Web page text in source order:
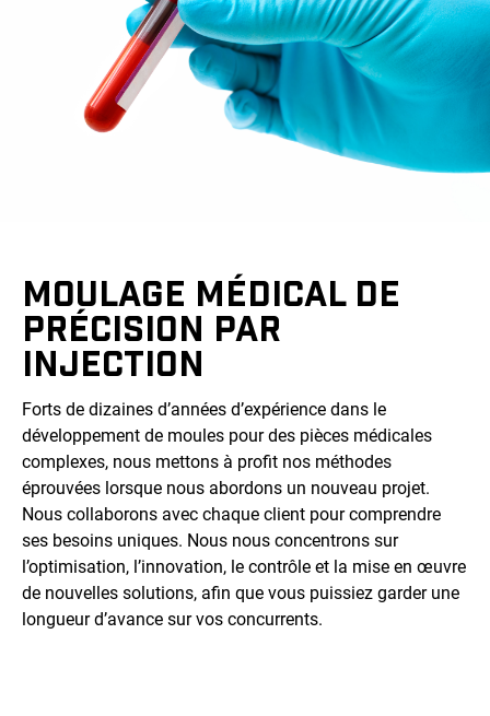
MOULAGE MÉDICAL DE
PRÉCISION PAR
INJECTION
Forts de dizaines d’années d’expérience dans le
développement de moules pour des pièces médicales
complexes, nous mettons à profit nos méthodes
éprouvées lorsque nous abordons un nouveau projet.
Nous collaborons avec chaque client pour comprendre
ses besoins uniques. Nous nous concentrons sur
l’optimisation, l’innovation, le contrôle et la mise en œuvre
de nouvelles solutions, afin que vous puissiez garder une
longueur d’avance sur vos concurrents.